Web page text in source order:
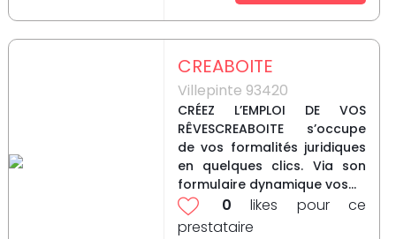
CREABOITE
Villepinte 93420
CRÉEZ L’EMPLOI DE VOS
RÊVESCREABOITE s’occupe
de vos formalités juridiques
en quelques clics. Via son
formulaire dynamique vos...
0 likes pour ce
prestataire